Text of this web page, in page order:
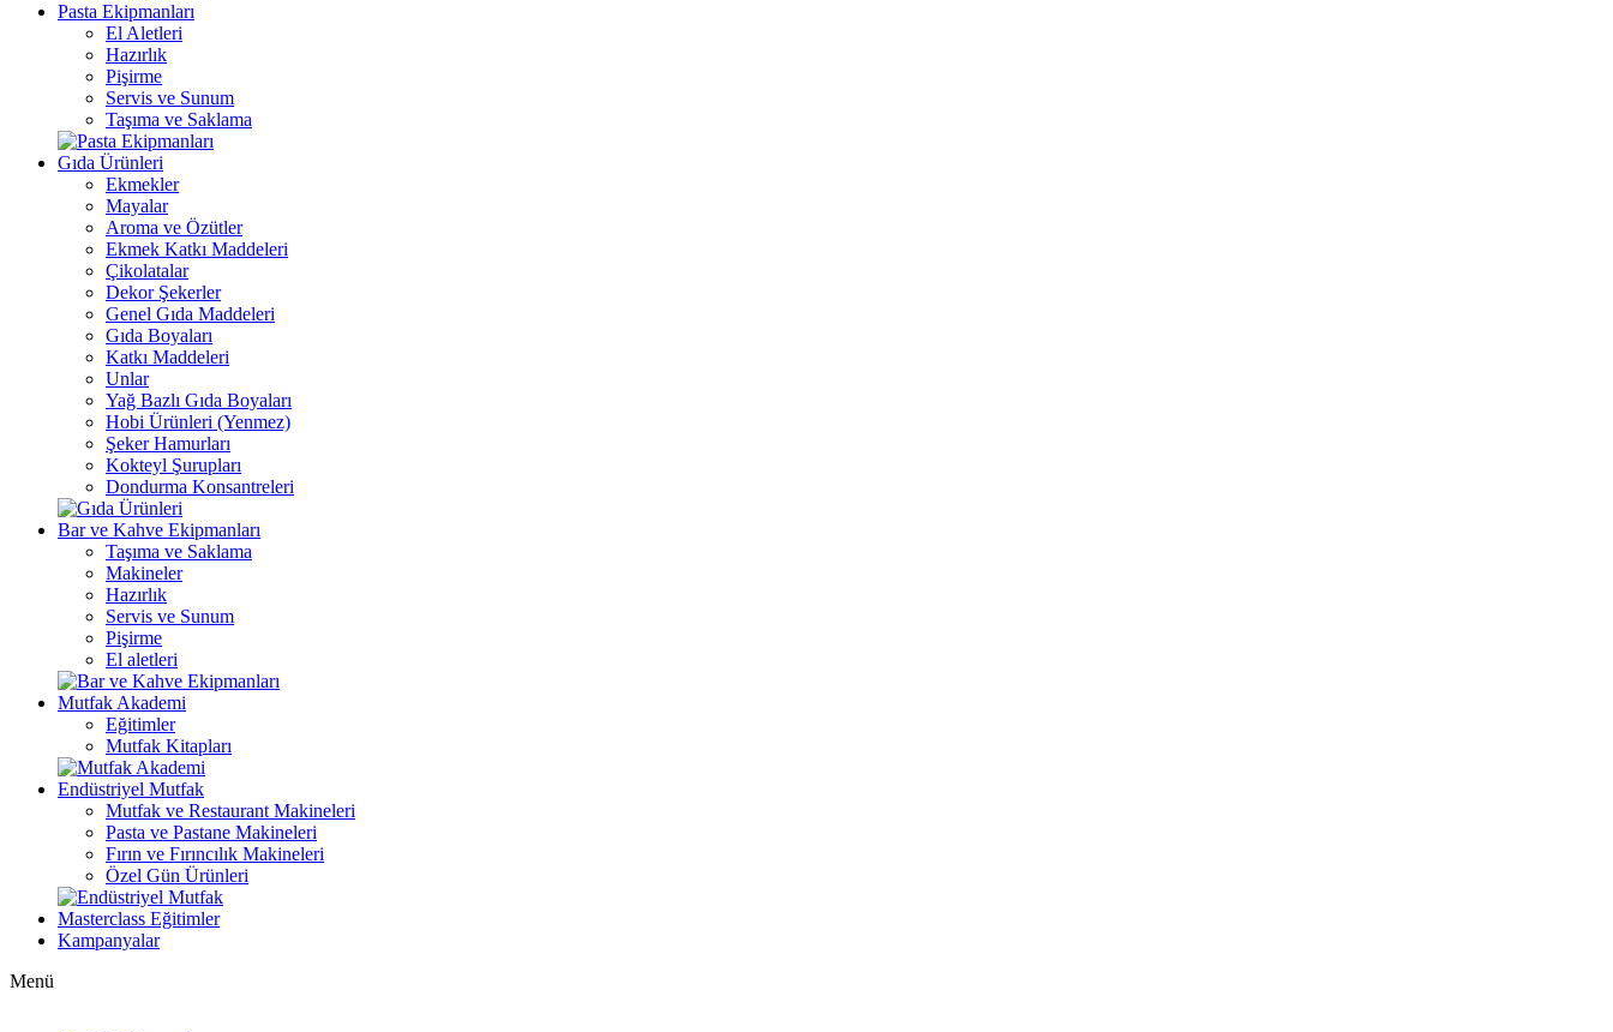
Pasta Ekipmanları
El Aletleri
Hazırlık
Pişirme
Servis ve Sunum
Taşıma ve Saklama
Gıda Ürünleri
Ekmekler
Mayalar
Aroma ve Özütler
Ekmek Katkı Maddeleri
Çikolatalar
Dekor Şekerler
Genel Gıda Maddeleri
Gıda Boyaları
Katkı Maddeleri
Unlar
Yağ Bazlı Gıda Boyaları
Hobi Ürünleri (Yenmez)
Şeker Hamurları
Kokteyl Şurupları
Dondurma Konsantreleri
Bar ve Kahve Ekipmanları
Taşıma ve Saklama
Makineler
Hazırlık
Servis ve Sunum
Pişirme
El aletleri
Mutfak Akademi
Eğitimler
Mutfak Kitapları
Endüstriyel Mutfak
Mutfak ve Restaurant Makineleri
Pasta ve Pastane Makineleri
Fırın ve Fırıncılık Makineleri
Özel Gün Ürünleri
Masterclass Eğitimler
Kampanyalar
Menü